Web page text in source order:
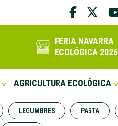
FERIA NAVARRA
ECOLÓGICA 2026
AGRICULTURA ECOLÓGICA
LEGUMBRES PASTA